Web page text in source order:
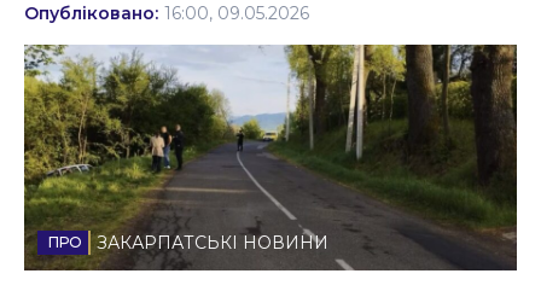
Події
Політика
Соціум
Спорт
Стиль життя
Опубліковано: 16:00, 09.05.2026
ЗАКАРПАТСЬКІ НОВИНИ